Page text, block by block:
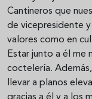
Cantineros que
de vicepresidente
valores como en
Estar junto a él me
coctelería.
llevar a planos